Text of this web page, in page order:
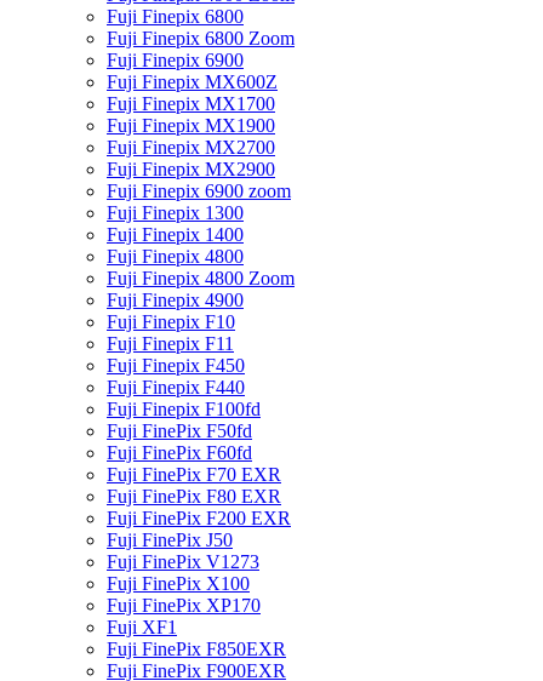
Fuji Finepix 6800
Fuji Finepix 6800 Zoom
Fuji Finepix 6900
Fuji Finepix MX600Z
Fuji Finepix MX1700
Fuji Finepix MX1900
Fuji Finepix MX2700
Fuji Finepix MX2900
Fuji Finepix 6900 zoom
Fuji Finepix 1300
Fuji Finepix 1400
Fuji Finepix 4800
Fuji Finepix 4800 Zoom
Fuji Finepix 4900
Fuji Finepix F10
Fuji Finepix F11
Fuji Finepix F450
Fuji Finepix F440
Fuji Finepix F100fd
Fuji FinePix F50fd
Fuji FinePix F60fd
Fuji FinePix F70 EXR
Fuji FinePix F80 EXR
Fuji FinePix F200 EXR
Fuji FinePix J50
Fuji FinePix V1273
Fuji FinePix X100
Fuji FinePix XP170
Fuji XF1
Fuji FinePix F850EXR
Fuji FinePix F900EXR